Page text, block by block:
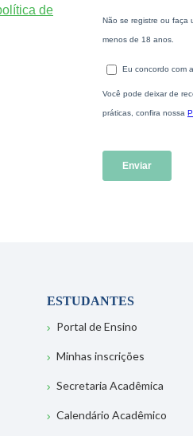
de
ESTUDANTES
Portal de Ensino
Minhas inscrições
Secretaria Acadêmica
Calendário Acadêmico